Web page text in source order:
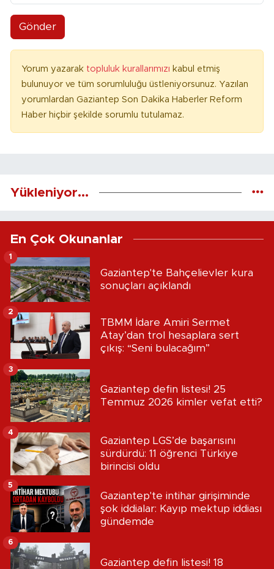
Gönder
Yorum yazarak topluluk kurallarımızı kabul etmiş
bulunuyor ve tüm sorumluluğu üstleniyorsunuz. Yazılan
yorumlardan Gaziantep Son Dakika Haberler Reform
Haber hiçbir şekilde sorumlu tutulamaz.
Yükleniyor...
En Çok Okunanlar
Gaziantep'te Bahçelievler kura
sonuçları açıklandı
1
TBMM İdare Amiri Sermet
Atay’dan trol hesaplara sert
çıkış: “Seni bulacağım”
2
Gaziantep defin listesi! 25
Temmuz 2026 kimler vefat etti?
3
Gaziantep LGS’de başarısını
sürdürdü: 11 öğrenci Türkiye
birincisi oldu
4
Gaziantep'te intihar girişiminde
şok iddialar: Kayıp mektup iddiası
gündemde
5
Gaziantep defin listesi! 18
6